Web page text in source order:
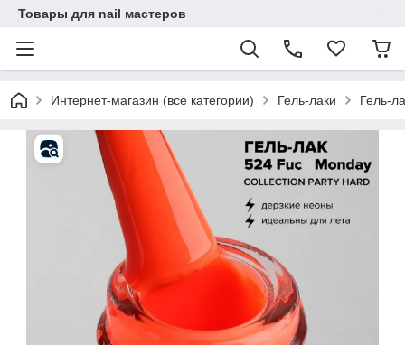
Товары для nail мастеров
Интернет-магазин (все категории) Гель-лаки Гель-